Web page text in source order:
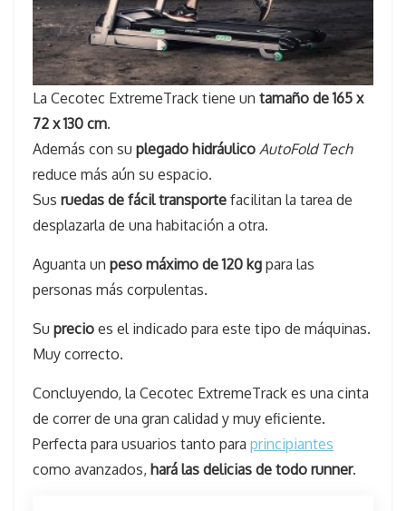
La Cecotec ExtremeTrack tiene un tamaño de 165 x
72 x 130 cm.
Además con su plegado hidráulico AutoFold Tech
reduce más aún su espacio.
Sus ruedas de fácil transporte facilitan la tarea de
desplazarla de una habitación a otra.
Aguanta un peso máximo de 120 kg para las
personas más corpulentas.
Su precio es el indicado para este tipo de máquinas.
Muy correcto.
Concluyendo, la Cecotec ExtremeTrack es una cinta
de correr de una gran calidad y muy eficiente.
Perfecta para usuarios tanto para principiantes
como avanzados, hará las delicias de todo runner.